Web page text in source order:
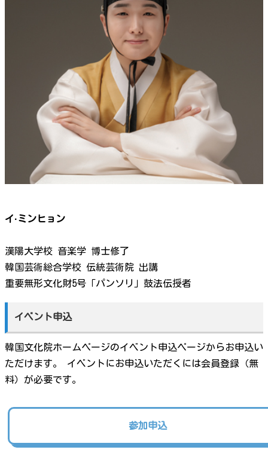
イ·ミンヒョン
漢陽大学校 音楽学 博士修了
韓国芸術総合学校 伝統芸術院 出講
重要無形文化財5号「パンソリ」鼓法伝授者
イベント申込
韓国文化院ホームページのイベント申込ページからお申込い
ただけます。 イベントにお申込いただくには会員登録（無
料）が必要です。
参加申込